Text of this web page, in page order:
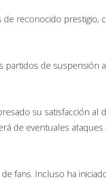
de reconocido prestigio,
partidos de
su satisfacción al
de eventuales
fans. Incluso ha